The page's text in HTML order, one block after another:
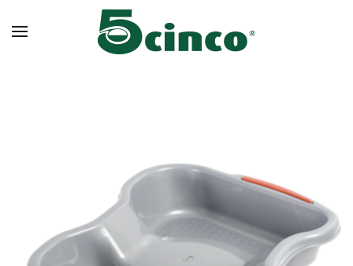
Skip to main content